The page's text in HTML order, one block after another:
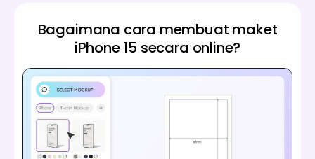
Bagaimana cara membuat maket
iPhone 15 secara online?